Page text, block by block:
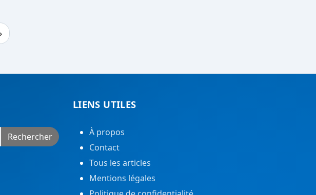
Rechercher
LIENS UTILES
À propos
Contact
Tous les articles
Mentions légales